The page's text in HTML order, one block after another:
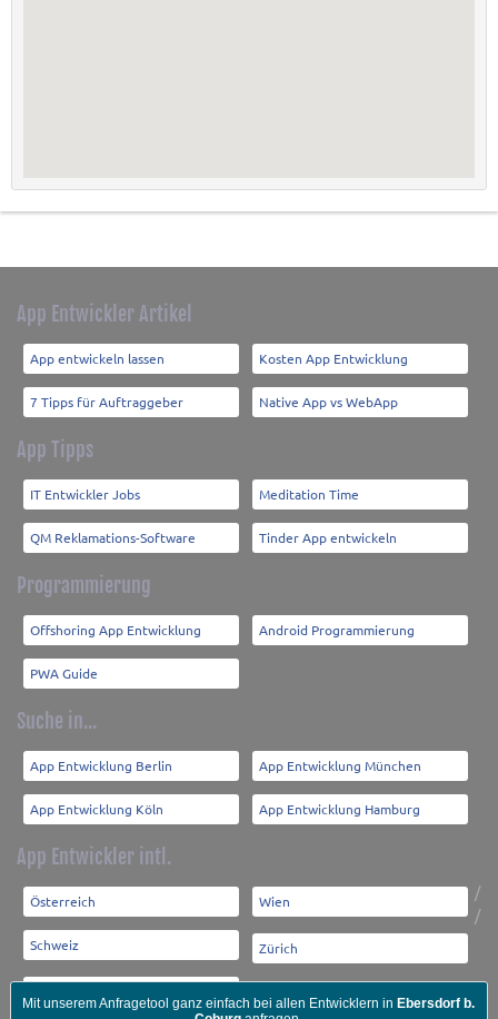
Mit unserem Anfragetool ganz einfach bei allen Entwicklern in Ebersdorf b.
App Entwickler Artikel
App entwickeln lassen Kosten App Entwicklung
7 Tipps für Auftraggeber Native App vs WebApp
App Tipps
IT Entwickler Jobs Meditation Time
QM Reklamations-Software Tinder App entwickeln
Programmierung
Offshoring App Entwicklung Android Programmierung
PWA Guide
Suche in...
App Entwicklung Berlin App Entwicklung München
App Entwicklung Köln App Entwicklung Hamburg
App Entwickler intl.
Österreich /
Wien
Schweiz
/
Zürich